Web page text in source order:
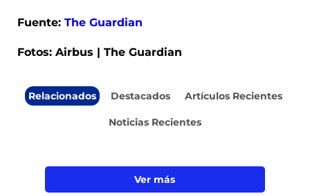
Fuente: The Guardian
Fotos: Airbus | The Guardian
Relacionados Destacados Artículos Recientes
Noticias Recientes
Ver más